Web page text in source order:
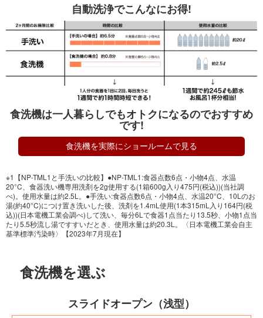
自動洗浄でこんなにお得!
食洗機は一人暮らしでもオトクになるのでおすすめ
です!
食洗機を実際にショールームで見る
※1【NP-TML1と手洗いの比較】●NP-TML1:食器点数6点・小物4点、水温
20°C、食器洗い機専用洗剤を2g使用する(1箱600g入り475円(税込))(当社調
べ)。使用水量は約2.5L。●手洗い:食器点数6点・小物4点、水温20°C、10Lのお
湯(約40°C)につけ置き洗いした後、洗剤を1.4mL使用(1本315mL入り164円(税
込))(日本電機工業会調べ)して洗い、毎分6Lで食器1点当たり13.5秒、小物1点当
たり5.5秒流し湯ですすいだとき、使用水量は約20.3L。〈日本電機工業会自主
基準標準汚染時〉【2023年7月現在】
食洗機を選ぶ
スライドオープン（浅型）